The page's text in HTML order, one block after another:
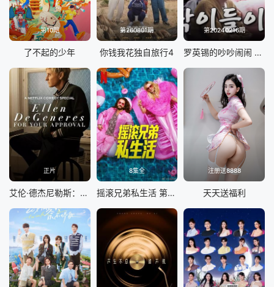
第10期
了不起的少年
第260801期
你钱我花独自旅行4
第20240216期
罗英锡的吵吵闹闹 蹦蹦地球游戏厅篇
正片
艾伦·德杰尼勒斯：请你许可
8集全
摇滚兄弟私生活 第二季
注册送8888
天天送福利